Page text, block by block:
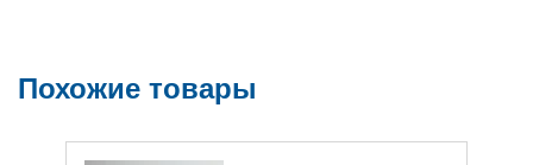
Похожие товары